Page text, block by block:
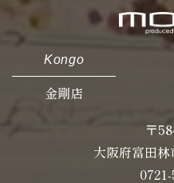
Kongo
金剛店
〒
大阪府富田